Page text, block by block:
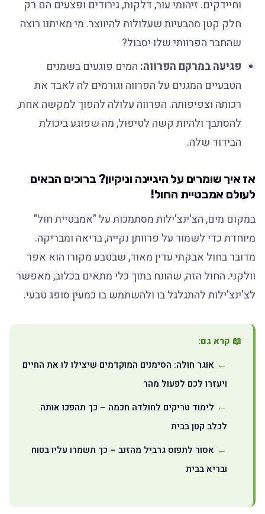
וחיידקים. זיהומי עור, דלקות, גירודים ופצעים הם רק
חלק קטן מהבעיות שעלולות להיווצר. מי מאיתנו רוצה
שהחבר הפרוותי שלו יסבול?
פגיעה במרקם הפרווה:המים פוגעים בשמנים
הטבעיים המגנים על הפרווה וגורמים לה לאבד את
רכותה וצפיפותה. הפרווה עלולה להפוך למקשה אחת,
להסתבך ולהיות קשה לטיפול, מה שפוגע ביכולת
הבידוד שלה.
אז איך שומרים על היגיינה וניקיון? ברוכים הבאים
לעולם אמבטיית החול!
במקום מים, הצ'ינצ'ילות מסתמכות על "אמבטיית חול"
מיוחדת כדי לשמור על פרוותן נקייה, בריאה ומבריקה.
מדובר בחול אבקתי עדין מאוד, שבטבע מקורו הוא אפר
וולקני. החול הזה, שהונח בתוך כלי מתאים בכלוב, מאפשר
לצ'ינצ'ילות להתגלגל בו ולהשתמש בו כמעין סופג טבעי.
📖 קרא גם:
אוגר חולה: הסימנים המוקדמים שיצילו לו את החיים
ויעזרו לכם לפעול מהר
לימוד טריקים לחולדה חכמה – כך תהפכו אותה
לכלב קטן בבית
אסור לתפוס גרביל מהזנב – כך תשמרו עליו בטוח
ובריא בבית